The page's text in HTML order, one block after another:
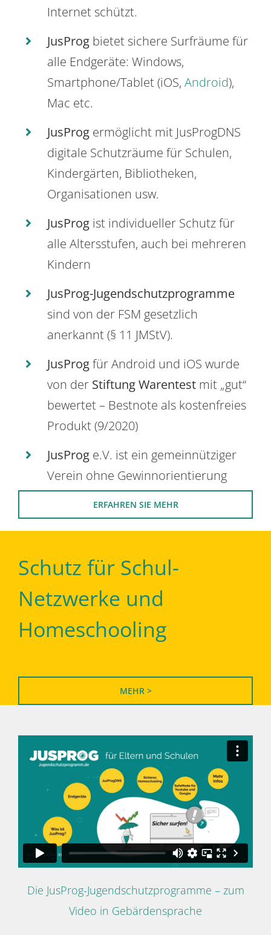
Internet schützt.
JusProg bietet sichere Surfräume für
alle Endgeräte: Windows,
Smartphone/Tablet (iOS, Android),
Mac etc.
JusProg ermöglicht mit JusProgDNS
digitale Schutzräume für Schulen,
Kindergärten, Bibliotheken,
Organisationen usw.
JusProg ist individueller Schutz für
alle Altersstufen, auch bei mehreren
Kindern
JusProg-Jugendschutzprogramme
sind von der FSM gesetzlich
anerkannt (§ 11 JMStV).
JusProgfür Android und iOS wurde
von der Stiftung Warentest mit „gut“
bewertet – Bestnote als kostenfreies
Produkt (9/2020)
JusProg e.V. ist ein gemeinnütziger
Verein ohne Gewinnorientierung
ERFAHREN SIE MEHR
Schutz für Schul-
Netzwerke und
Homeschooling
MEHR >
Die JusProg-Jugendschutzprogramme – zum
Video in Gebärdensprache